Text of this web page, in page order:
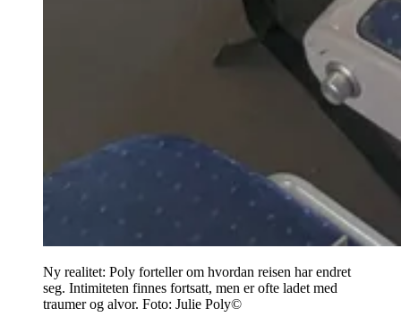
Ny realitet: Poly forteller om hvordan reisen har endret
seg. Intimiteten finnes fortsatt, men er ofte ladet med
traumer og alvor. Foto: Julie Poly©